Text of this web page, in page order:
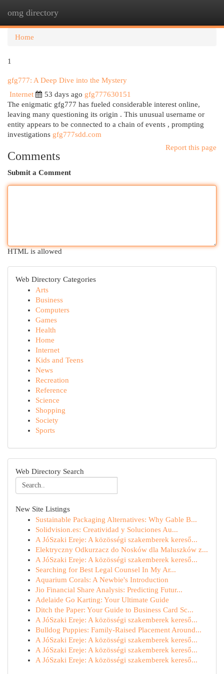
omg directory
Home
1
gfg777: A Deep Dive into the Mystery
Internet
53 days ago gfg777630151
The enigmatic gfg777 has fueled considerable interest online,
leaving many questioning its origin . This unusual username or
entity appears to be connected to a chain of events , prompting
investigations gfg777sdd.com
Report this page
Comments
Submit a Comment
HTML is allowed
Web Directory Categories
Arts
Business
Computers
Games
Health
Home
Internet
Kids and Teens
News
Recreation
Reference
Science
Shopping
Society
Sports
Web Directory Search
New Site Listings
Sustainable Packaging Alternatives: Why Gable B...
Solidvision.es: Creatividad y Soluciones Au...
A JóSzaki Ereje: A közösségi szakemberek kereső...
Elektryczny Odkurzacz do Nosków dla Maluszków z...
A JóSzaki Ereje: A közösségi szakemberek kereső...
Searching for Best Legal Counsel In My Ar...
Aquarium Corals: A Newbie's Introduction
Jio Financial Share Analysis: Predicting Futur...
Adelaide Go Karting: Your Ultimate Guide
Ditch the Paper: Your Guide to Business Card Sc...
A JóSzaki Ereje: A közösségi szakemberek kereső...
Bulldog Puppies: Family-Raised Placement Around...
A JóSzaki Ereje: A közösségi szakemberek kereső...
A JóSzaki Ereje: A közösségi szakemberek kereső...
A JóSzaki Ereje: A közösségi szakemberek kereső...